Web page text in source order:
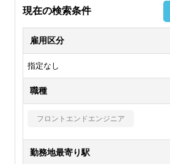
現在の検索条件
雇用区分
指定なし
職種
フロントエンドエンジニア
勤務地最寄り駅